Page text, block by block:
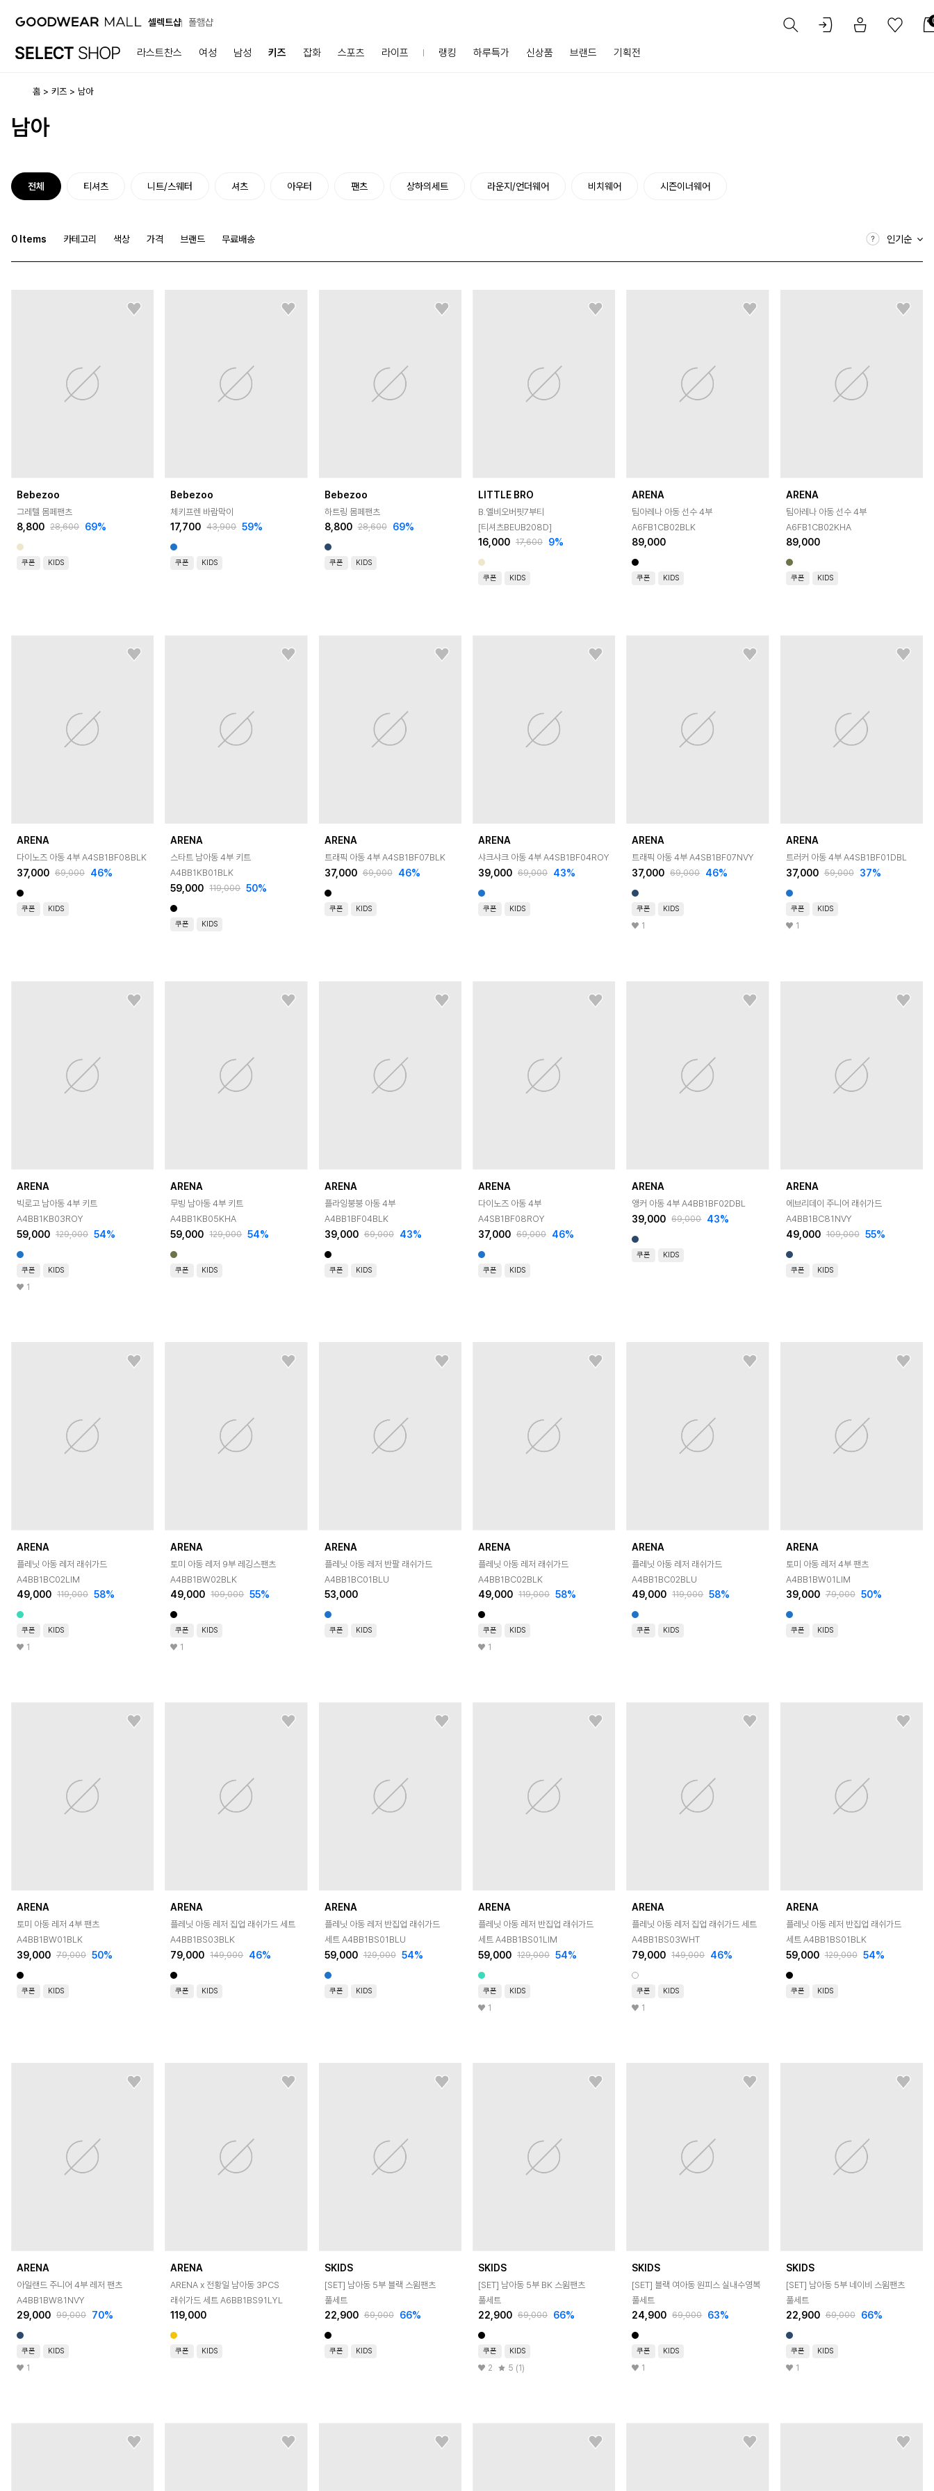
셀렉트샵 폴햄샵
라스트찬스 여성 남성 키즈 잡화 스포츠 라이프 랭킹 하루특가 신상품 브랜드 기획전
홈 키즈 남아
남아
전체 티셔츠 니트/스웨터 셔츠 아우터 팬츠 상하의세트 라운지/언더웨어 비치웨어 시즌이너웨어
0 Items 카테고리 색상 가격 브랜드 무료배송 인기순
Bebezoo
그레텔 몸페팬츠
8,800 28,600 69%
쿠폰 KIDS
Bebezoo
체키프렌 바람막이
17,700 43,900 59%
쿠폰 KIDS
Bebezoo
하트링 몸페팬츠
8,800 28,600 69%
쿠폰 KIDS
LITTLE BRO
B.엘비오버핏7부티
[티셔츠BEUB208D]
16,000 17,600 9%
쿠폰 KIDS
ARENA
팀아레나 아동 선수 4부
A6FB1CB02BLK
89,000
쿠폰 KIDS
ARENA
팀아레나 아동 선수 4부
A6FB1CB02KHA
89,000
쿠폰 KIDS
ARENA
다이노즈 아동 4부 A4SB1BF08BLK
37,000 69,000 46%
쿠폰 KIDS
ARENA
스타트 남아동 4부 키트
A4BB1KB01BLK
59,000 119,000 50%
쿠폰 KIDS
ARENA
트래픽 아동 4부 A4SB1BF07BLK
37,000 69,000 46%
쿠폰 KIDS
ARENA
샤크샤크 아동 4부 A4SB1BF04ROY
39,000 69,000 43%
쿠폰 KIDS
ARENA
트래픽 아동 4부 A4SB1BF07NVY
37,000 69,000 46%
쿠폰 KIDS
1
ARENA
트러커 아동 4부 A4SB1BF01DBL
37,000 59,000 37%
쿠폰 KIDS
1
ARENA
빅로고 남아동 4부 키트
A4BB1KB03ROY
59,000 129,000 54%
쿠폰 KIDS
1
ARENA
무빙 남아동 4부 키트
A4BB1KB05KHA
59,000 129,000 54%
쿠폰 KIDS
ARENA
플라잉붕붕 아동 4부
A4BB1BF04BLK
39,000 69,000 43%
쿠폰 KIDS
ARENA
다이노즈 아동 4부
A4SB1BF08ROY
37,000 69,000 46%
쿠폰 KIDS
ARENA
앵커 아동 4부 A4BB1BF02DBL
39,000 69,000 43%
쿠폰 KIDS
ARENA
에브리데이 주니어 래쉬가드
A4BB1BC81NVY
49,000 109,000 55%
쿠폰 KIDS
ARENA
플레닛 아동 레저 래쉬가드
A4BB1BC02LIM
49,000 119,000 58%
쿠폰 KIDS
1
ARENA
토미 아동 레저 9부 레깅스팬츠
A4BB1BW02BLK
49,000 109,000 55%
쿠폰 KIDS
1
ARENA
플레닛 아동 레저 반팔 래쉬가드
A4BB1BC01BLU
53,000
쿠폰 KIDS
ARENA
플레닛 아동 레저 래쉬가드
A4BB1BC02BLK
49,000 119,000 58%
쿠폰 KIDS
1
ARENA
플레닛 아동 레저 래쉬가드
A4BB1BC02BLU
49,000 119,000 58%
쿠폰 KIDS
ARENA
토미 아동 레저 4부 팬츠
A4BB1BW01LIM
39,000 79,000 50%
쿠폰 KIDS
ARENA
토미 아동 레저 4부 팬츠
A4BB1BW01BLK
39,000 79,000 50%
쿠폰 KIDS
ARENA
플레닛 아동 레저 집업 래쉬가드 세트
A4BB1BS03BLK
79,000 149,000 46%
쿠폰 KIDS
ARENA
플레닛 아동 레저 반집업 래쉬가드
세트 A4BB1BS01BLU
59,000 129,000 54%
쿠폰 KIDS
ARENA
플레닛 아동 레저 반집업 래쉬가드
세트 A4BB1BS01LIM
59,000 129,000 54%
쿠폰 KIDS
1
ARENA
플레닛 아동 레저 집업 래쉬가드 세트
A4BB1BS03WHT
79,000 149,000 46%
쿠폰 KIDS
1
ARENA
플레닛 아동 레저 반집업 래쉬가드
세트 A4BB1BS01BLK
59,000 129,000 54%
쿠폰 KIDS
ARENA
아일랜드 주니어 4부 레저 팬츠
A4BB1BW81NVY
29,000 99,000 70%
쿠폰 KIDS
1
ARENA
ARENA x 전황일 남아동 3PCS
래쉬가드 세트 A6BB1BS91LYL
119,000
쿠폰 KIDS
SKIDS
[SET] 남아동 5부 블랙 스윔팬츠
풀세트
22,900 69,000 66%
쿠폰 KIDS
SKIDS
[SET] 남아동 5부 BK 스윔팬츠
풀세트
22,900 69,000 66%
쿠폰 KIDS
2 5 (1)
SKIDS
[SET] 블랙 여아동 원피스 실내수영복
풀세트
24,900 69,000 63%
쿠폰 KIDS
1
SKIDS
[SET] 남아동 5부 네이비 스윔팬츠
풀세트
22,900 69,000 66%
쿠폰 KIDS
1